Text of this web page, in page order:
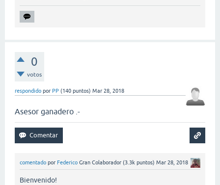
0
votos
respondido por PP (140 puntos) Mar 28, 2018
Asesor ganadero .-
comentado por Federico Gran Colaborador (3.3k puntos) Mar 28, 2018
Bienvenido!